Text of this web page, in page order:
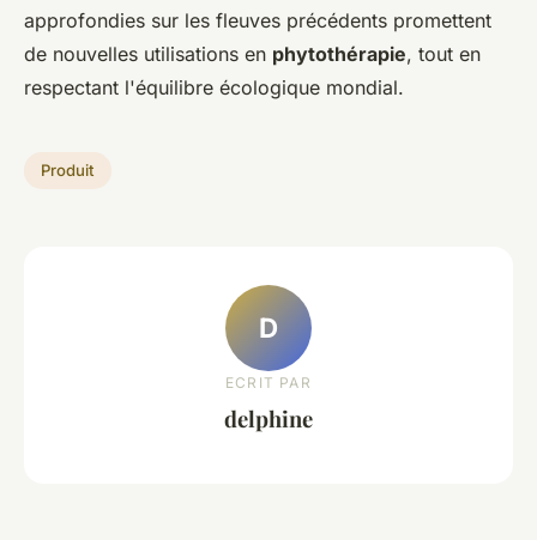
approfondies sur les fleuves précédents promettent
de nouvelles utilisations en phytothérapie, tout en
respectant l'équilibre écologique mondial.
Produit
D
ECRIT PAR
delphine